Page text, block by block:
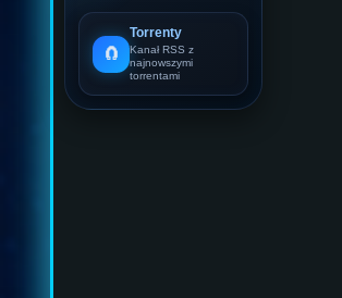
🧲
Torrenty
Kanał RSS z
najnowszymi
torrentami